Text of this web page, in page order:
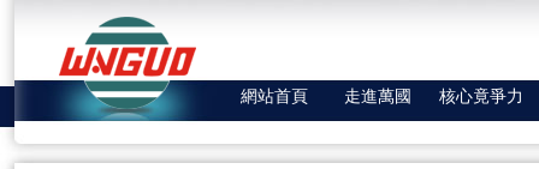
網站首頁 走進萬國 核心竟爭力